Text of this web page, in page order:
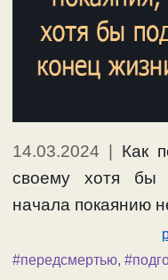
14.03.2024
Как
своему хотя бы
начала покаянию
#передсмертью,